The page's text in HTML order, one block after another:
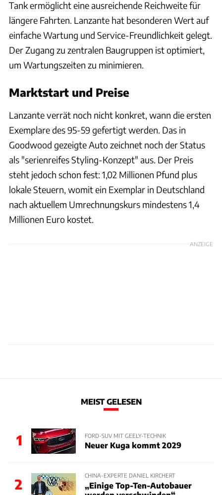
Tank ermöglicht eine ausreichende Reichweite für
längere Fahrten. Lanzante hat besonderen Wert auf
einfache Wartung und Service-Freundlichkeit gelegt.
Der Zugang zu zentralen Baugruppen ist optimiert,
um Wartungszeiten zu minimieren.
Marktstart und Preise
Lanzante verrät noch nicht konkret, wann die ersten
Exemplare des 95-59 gefertigt werden. Das in
Goodwood gezeigte Auto zeichnet noch der Status
als "serienreifes Styling-Konzept" aus. Der Preis
steht jedoch schon fest: 1,02 Millionen Pfund plus
lokale Steuern, womit ein Exemplar in Deutschland
nach aktuellem Umrechnungskurs mindestens 1,4
Millionen Euro kostet.
ANZEIGE
MEIST GELESEN
1 FORD-SUV MIT GEELY-TECHNIK
Neuer Kuga kommt 2029
2
CHINA-EXPERTE DANIEL KIRCHERT
„Einige Top-Ten-Autobauer